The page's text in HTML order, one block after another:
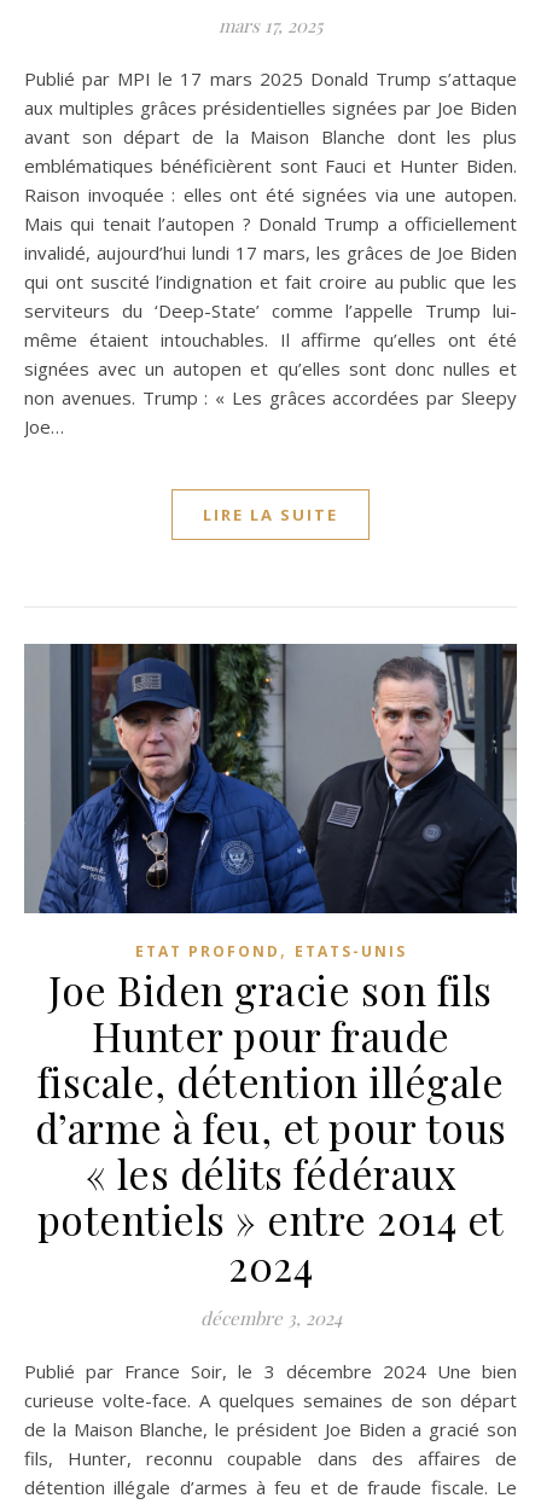
mars 17, 2025
Publié par MPI le 17 mars 2025 Donald Trump s’attaque
aux multiples grâces présidentielles signées par Joe Biden
avant son départ de la Maison Blanche dont les plus
emblématiques bénéficièrent sont Fauci et Hunter Biden.
Raison invoquée : elles ont été signées via une autopen.
Mais qui tenait l’autopen ? Donald Trump a officiellement
invalidé, aujourd’hui lundi 17 mars, les grâces de Joe Biden
qui ont suscité l’indignation et fait croire au public que les
serviteurs du ‘Deep-State’ comme l’appelle Trump lui-
même étaient intouchables. Il affirme qu’elles ont été
signées avec un autopen et qu’elles sont donc nulles et
non avenues. Trump : « Les grâces accordées par Sleepy
Joe…
LIRE LA SUITE
ETAT PROFOND , ETATS-UNIS
Joe Biden gracie son fils
Hunter pour fraude
fiscale, détention illégale
d’arme à feu, et pour tous
« les délits fédéraux
potentiels » entre 2014 et
2024
décembre 3, 2024
Publié par France Soir, le 3 décembre 2024 Une bien
curieuse volte-face. A quelques semaines de son départ
de la Maison Blanche, le président Joe Biden a gracié son
fils, Hunter, reconnu coupable dans des affaires de
détention illégale d’armes à feu et de fraude fiscale. Le